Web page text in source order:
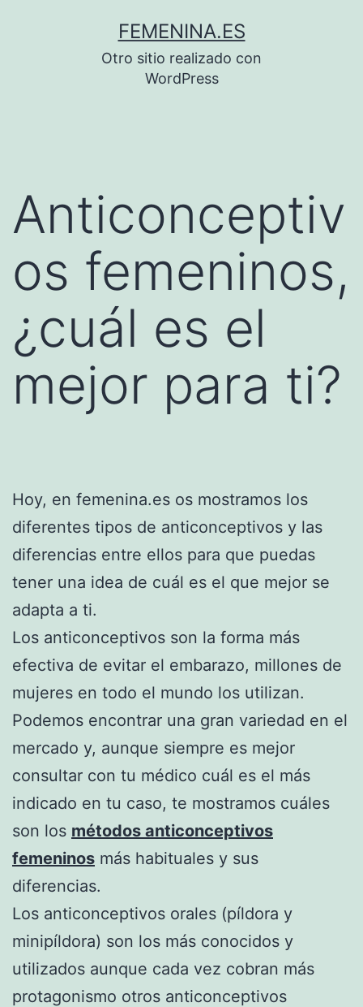
FEMENINA.ES
Otro sitio realizado con
WordPress
Anticonceptiv
os femeninos,
¿cuál es el
mejor para ti?
Hoy, en femenina.es os mostramos los
diferentes tipos de anticonceptivos y las
diferencias entre ellos para que puedas
tener una idea de cuál es el que mejor se
adapta a ti.
Los anticonceptivos son la forma más
efectiva de evitar el embarazo, millones de
mujeres en todo el mundo los utilizan.
Podemos encontrar una gran variedad en el
mercado y, aunque siempre es mejor
consultar con tu médico cuál es el más
indicado en tu caso, te mostramos cuáles
son los métodos anticonceptivos
femeninos más habituales y sus
diferencias.
Los anticonceptivos orales (píldora y
minipíldora) son los más conocidos y
utilizados aunque cada vez cobran más
protagonismo otros anticonceptivos